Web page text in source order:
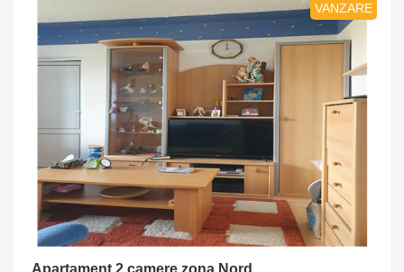
VANZARE
Apartament 2 camere zona Nord